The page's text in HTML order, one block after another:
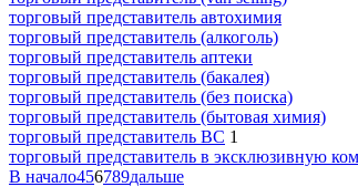
торговый представитель автохимия
торговый представитель (алкоголь)
торговый представитель аптеки
торговый представитель (бакалея)
торговый представитель (без поиска)
торговый представитель (бытовая химия)
торговый представитель ВС 1
торговый представитель в эксклюзивную
В начало456789дальше